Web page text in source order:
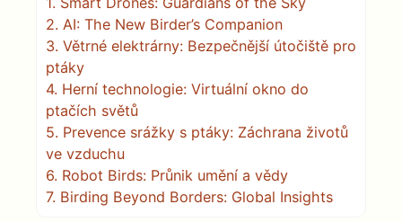
2. AI: The New Birder’s Companion
3. Větrné elektrárny: Bezpečnější útočiště pro
ptáky
4. Herní technologie: Virtuální okno do
ptačích světů
5. Prevence srážky s ptáky: Záchrana životů
ve vzduchu
6. Robot Birds: Průnik umění a vědy
7. Birding Beyond Borders: Global Insights